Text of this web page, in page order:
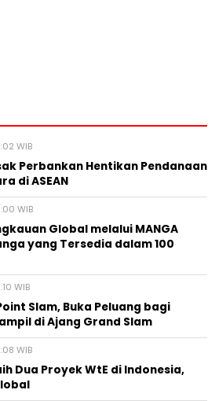
WIB
Perbankan Hentikan Pendanaan
di ASEAN
WIB
Global melalui MANGA
yang Tersedia dalam 100
WIB
Slam, Buka Peluang bagi
di Ajang Grand Slam
WIB
Dua Proyek WtE di Indonesia,